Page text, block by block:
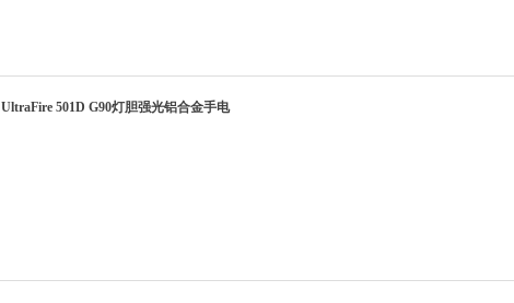
UltraFire 501D G90灯胆强光铝合金手电